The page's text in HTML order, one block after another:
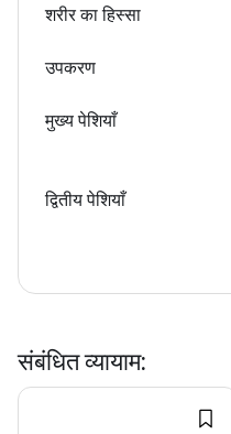
शरीर का हिस्सा
उपकरण
मुख्य पेशियाँ
द्वितीय पेशियाँ
संबंधित व्यायाम: